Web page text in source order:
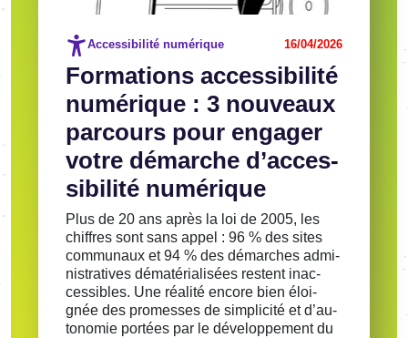
Forma­tions acces­si­bi­lité
numé­rique : 3 nouveaux
parcours pour enga­ger
votre démarche d’ac­ces­
si­bi­lité numé­rique
Accessibilité numérique 16/04/2026
Plus de 20 ans après la loi de 2005, les
chiffres sont sans appel : 96 % des sites
commu­naux et 94 % des démarches admi­
nis­tra­tives déma­té­ria­li­sées restent inac­
ces­sibles. Une réalité encore bien éloi­
gnée des promesses de simpli­cité et d’au­
to­no­mie portées par le déve­lop­pe­ment du